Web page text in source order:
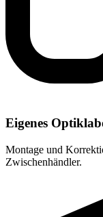
Eigenes
Montage und
Zwischenhändler.